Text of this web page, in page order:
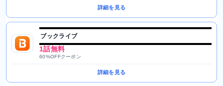
詳細を見る
ブックライブ
1話無料
60%OFFクーポン
詳細を見る